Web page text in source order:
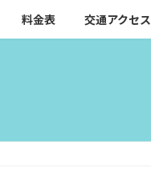
料金表 交通アクセス